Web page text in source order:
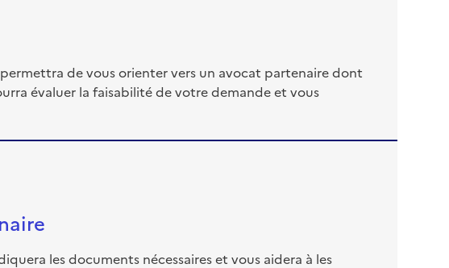
de vous orienter vers un avocat partenaire dont
évaluer la faisabilité de votre demande et vous
les documents nécessaires et vous aidera à les